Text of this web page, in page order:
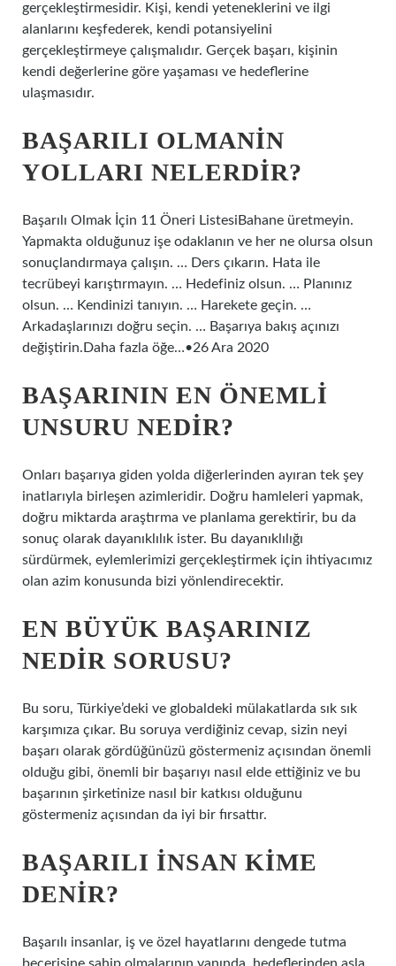
gerçekleştirmesidir. Kişi, kendi yeteneklerini ve ilgi
alanlarını keşfederek, kendi potansiyelini
gerçekleştirmeye çalışmalıdır. Gerçek başarı, kişinin
kendi değerlerine göre yaşaması ve hedeflerine
ulaşmasıdır.
BAŞARILI OLMANIN
YOLLARI NELERDIR?
Başarılı Olmak İçin 11 Öneri ListesiBahane üretmeyin.
Yapmakta olduğunuz işe odaklanın ve her ne olursa olsun
sonuçlandırmaya çalışın. … Ders çıkarın. Hata ile
tecrübeyi karıştırmayın. … Hedefiniz olsun. … Planınız
olsun. … Kendinizi tanıyın. … Harekete geçin. …
Arkadaşlarınızı doğru seçin. … Başarıya bakış açınızı
değiştirin.Daha fazla öğe…•26 Ara 2020
BAŞARININ EN ÖNEMLI
UNSURU NEDIR?
Onları başarıya giden yolda diğerlerinden ayıran tek şey
inatlarıyla birleşen azimleridir. Doğru hamleleri yapmak,
doğru miktarda araştırma ve planlama gerektirir, bu da
sonuç olarak dayanıklılık ister. Bu dayanıklılığı
sürdürmek, eylemlerimizi gerçekleştirmek için ihtiyacımız
olan azim konusunda bizi yönlendirecektir.
EN BÜYÜK BAŞARINIZ
NEDIR SORUSU?
Bu soru, Türkiye’deki ve globaldeki mülakatlarda sık sık
karşımıza çıkar. Bu soruya verdiğiniz cevap, sizin neyi
başarı olarak gördüğünüzü göstermeniz açısından önemli
olduğu gibi, önemli bir başarıyı nasıl elde ettiğiniz ve bu
başarının şirketinize nasıl bir katkısı olduğunu
göstermeniz açısından da iyi bir fırsattır.
BAŞARILI INSAN KIME
DENIR?
Başarılı insanlar, iş ve özel hayatlarını dengede tutma